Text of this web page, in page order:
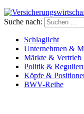
Versicherungswirtschaft-
Suche nach:
Schlaglicht
Unternehmen &
Märkte & Vertrieb
Politik &
Köpfe &
BWV-Reihe